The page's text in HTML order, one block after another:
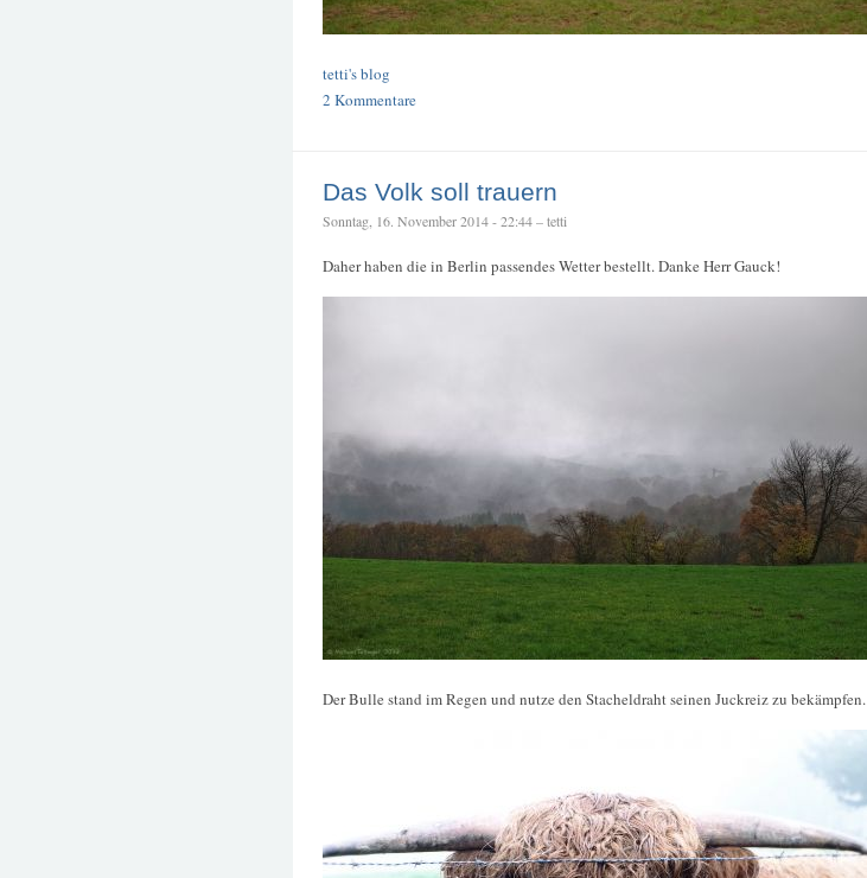
tetti's blog
2 Kommentare
Das Volk soll trauern
Sonntag, 16. November 2014 - 22:44 – tetti
Daher haben die in Berlin passendes Wetter bestellt. Danke Herr Gauck!
Der Bulle stand im Regen und nutze den Stacheldraht seinen Juckreiz zu bekämpfen.